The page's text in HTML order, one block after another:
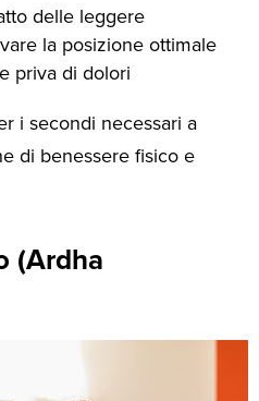
delle leggere
la posizione ottimale
priva di dolori
i secondi necessari a
di benessere fisico e
(Ardha